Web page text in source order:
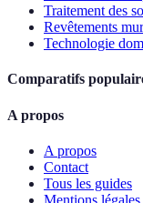
Traitement des
Revêtements
Technologie
Comparatifs
A propos
A propos
Contact
Tous les guides
Mentions légales